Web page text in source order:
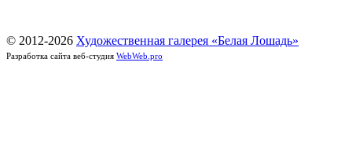
© 2012-2026 Художественная галерея «Белая Лошадь»
Разработка сайта веб-студия WebWeb.pro